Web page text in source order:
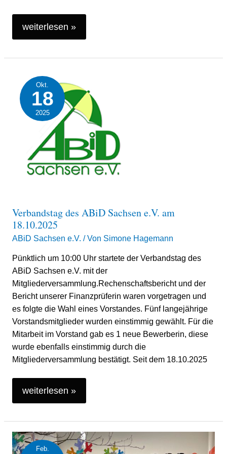
weiterlesen »
Okt.
18
2025
Verbandstag des ABiD Sachsen e.V. am
18.10.2025
ABiD Sachsen e.V. / Von Simone Hagemann
Pünktlich um 10:00 Uhr startete der Verbandstag des
ABiD Sachsen e.V. mit der
Mitgliederversammlung.Rechenschaftsbericht und der
Bericht unserer Finanzprüferin waren vorgetragen und
es folgte die Wahl eines Vorstandes. Fünf langejährige
Vorstandsmitglieder wurden einstimmig gewählt. Für die
Mitarbeit im Vorstand gab es 1 neue Bewerberin, diese
wurde ebenfalls einstimmig durch die
Mitgliederversammlung bestätigt. Seit dem 18.10.2025
Verbandstag
des
ABiD
Sachsen
am
18.10.2025
weiterlesen »
Feb.
Spendenaktion